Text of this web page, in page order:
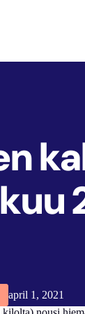
april 1, 2021